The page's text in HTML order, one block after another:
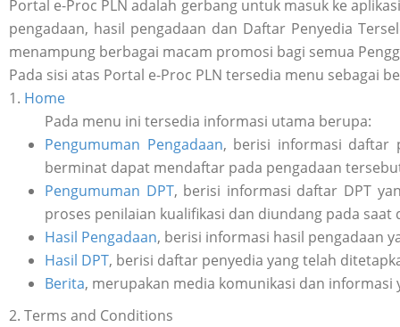
Portal e-Proc PLN adalah gerbang untuk masuk ke
pengadaan, hasil pengadaan dan Daftar Penyedia
menampung berbagai macam promosi bagi semua
Pada sisi atas Portal e-Proc PLN tersedia menu sebagai
1. Home
Pada menu ini tersedia informasi utama berupa:
Pengumuman Pengadaan, berisi informasi daftar
berminat dapat mendaftar pada pengadaan
Pengumuman DPT, berisi informasi daftar DPT
proses penilaian kualifikasi dan diundang pada
Hasil Pengadaan, berisi informasi hasil pengadaan
Hasil DPT, berisi daftar penyedia yang telah
Berita, merupakan media komunikasi dan
2. Terms and Conditions